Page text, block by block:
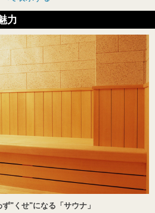
力
"くせ"になる「サウナ」